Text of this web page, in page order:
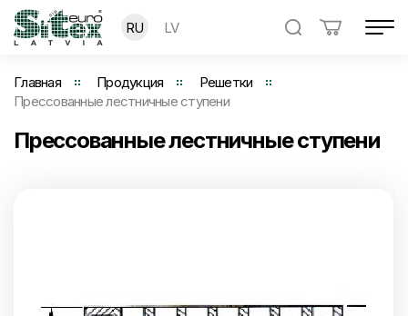
RU LV
Главная Продукция
Решетки
Прессованные лестничные ступени
Прессованные лестничные ступени